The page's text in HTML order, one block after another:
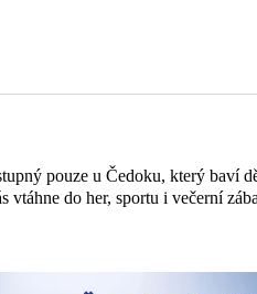
pouze u Čedoku, který baví
vtáhne do her, sportu i večerní